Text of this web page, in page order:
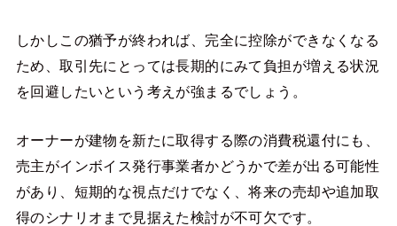
しかしこの猶予が終われば、完全に控除ができなくなる
ため、取引先にとっては長期的にみて負担が増える状況
を回避したいという考えが強まるでしょう。
オーナーが建物を新たに取得する際の消費税還付にも、
売主がインボイス発行事業者かどうかで差が出る可能性
があり、短期的な視点だけでなく、将来の売却や追加取
得のシナリオまで見据えた検討が不可欠です。